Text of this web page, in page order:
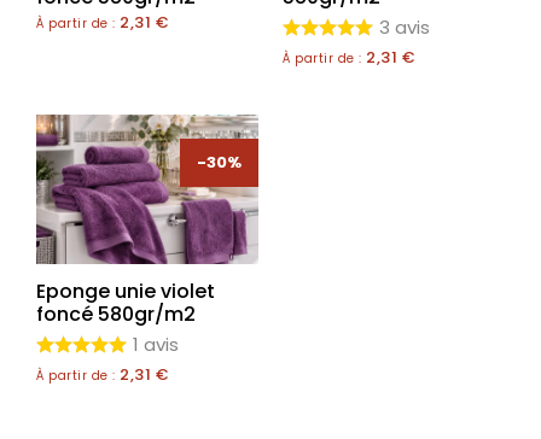
À partir de : 2,31 € 3 avis
À partir de : 2,31 €
-30%
Eponge unie violet
foncé 580gr/m2
1 avis
À partir de : 2,31 €